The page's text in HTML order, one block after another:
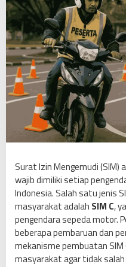
S
y
r
a
t
d
n
k
a
n
i
s
m
e
R
Surat Izin Mengemudi (SIM)
wajib dimiliki setiap
Indonesia. Salah satu jenis
masyarakat adalah SIM C,
pengendara sepeda motor.
beberapa pembaruan dan
mekanisme pembuatan SIM
masyarakat agar tidak